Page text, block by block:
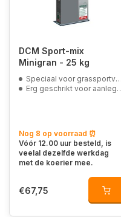
DCM Sport-mix
Minigran - 25 kg
Speciaal voor grassportvelden
Erg geschrikt voor aanleg van nieuwe grasmat
Nog 8 op voorraad ⏰
Vóór 12.00 uur besteld, is
veelal dezelfde werkdag
met de koerier mee.
€67,75